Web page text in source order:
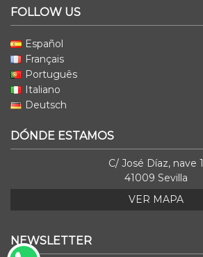
FOLLOW US
Español
Français
Português
Italiano
Deutsch
DÓNDE ESTAMOS
C/ José Díaz, nave 1
41009 Sevilla
VER MAPA
NEWSLETTER